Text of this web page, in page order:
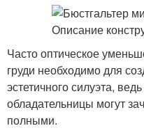
Часто оптическое
груди необходимо для
эстетичного силуэта,
обладательницы могут
полными.